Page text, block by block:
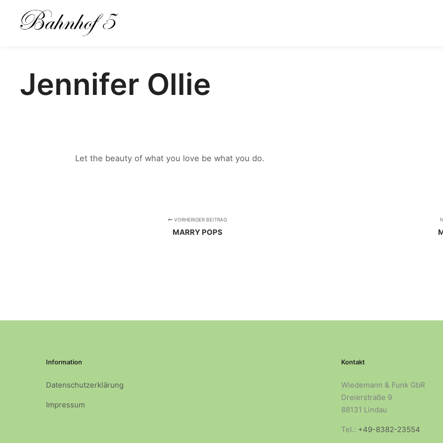
Jennifer Ollie
Let the beauty of what you love be what you do.
VORHERIGER BEITRAG
MARRY POPS
Information
Datenschutzerklärung
Impressum
Kontakt
Wiedemann & Funk GbR
Dreierstraße 9
88131 Lindau
Tel.: +49-8382-23554